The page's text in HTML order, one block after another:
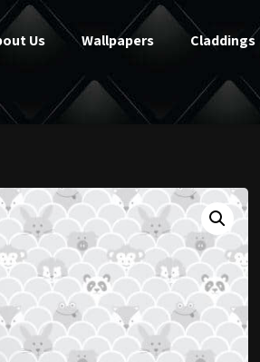
Us Wallpapers Claddings